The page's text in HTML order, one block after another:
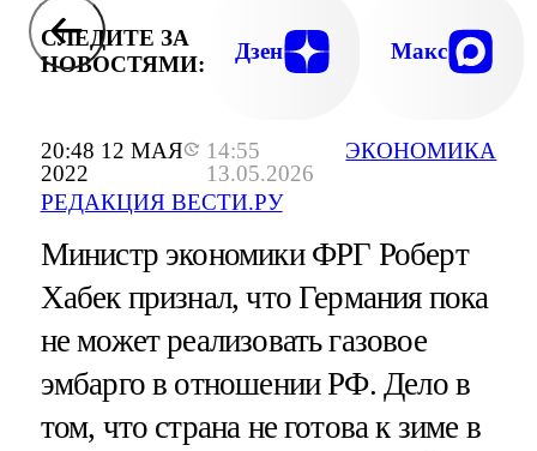
20:48 12 МАЯ
2022
14:55
13.05.2026
РЕДАКЦИЯ ВЕСТИ.РУ
ЭКОНОМИКА
СЛЕДИТЕ ЗА
НОВОСТЯМИ:
Дзен Макс
Министр экономики ФРГ Роберт
Хабек признал, что Германия пока
не может реализовать газовое
эмбарго в отношении РФ. Дело в
том, что страна не готова к зиме в